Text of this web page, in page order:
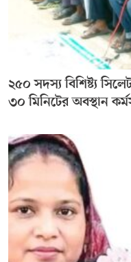
২৫০ সদস্য বিশিষ্ট্য
৩০ মিনিটের অবস্থান